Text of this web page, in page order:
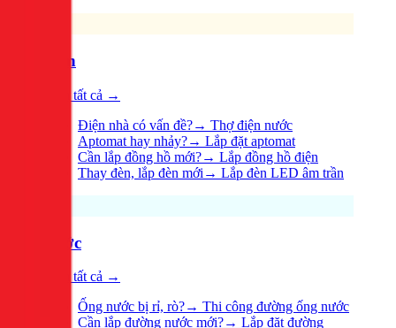
Điện
Xem tất cả →
Điện nhà có vấn đề?→ Thợ điện nước
Aptomat hay nhảy?→ Lắp đặt aptomat
Cần lắp đồng hồ mới?→ Lắp đồng hồ điện
Thay đèn, lắp đèn mới → Lắp đèn LED âm trần
Nước
Xem tất cả →
Ống nước bị rỉ, rò?→ Thi công đường ống nước
Cần lắp đường nước mới?→ Lắp đặt đường